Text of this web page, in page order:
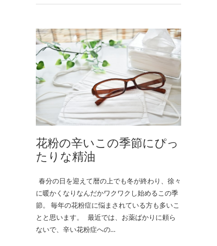
花粉の辛いこの季節にぴっ
たりな精油
春分の日を迎えて暦の上でも冬が終わり、徐々
に暖かくなりなんだかワクワクし始めるこの季
節。 毎年の花粉症に悩まされている方も多いこ
とと思います。 最近では、お薬ばかりに頼ら
ないで、辛い花粉症への…